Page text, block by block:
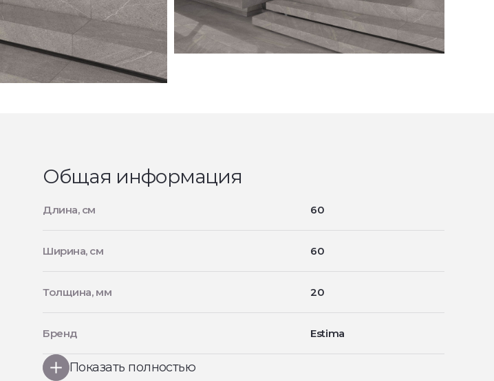
Общая информация
Длина, см 60
Ширина, см 60
Толщина, мм 20
Бренд Estima
Показать полностью